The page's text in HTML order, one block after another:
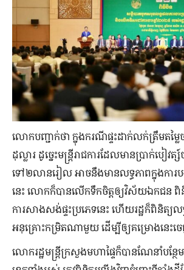
លោកបញ្ជាក់ថា ក្នុងករណីផ្ទះដាក់លក់ត្រឹមតម្ល
ដុល្លារ ដូច្នេះមន្ដ្រីរាជការដែលមានប្រាក់បៀវត្
ទៅ២លានរៀល អាចនឹងមានលទ្ធភាពក្នុងកា
នេះ លោកក៏បានលើកទឹកចិត្តឲ្យវិស័យឯកជន ពិនិ
ការសាងសង់ផ្ទះប្រភេទនេះ ហើយរដ្ឋក៏ពិនិត្យលទ្
អនុគ្រោះកម្រិតណាមួយ ដើម្បីឲ្យគម្រោងនេះច
លោករដ្ឋមន្រ្តីក្រសួងមហាផ្ទៃក៏បានណែនាំបន្ថែ